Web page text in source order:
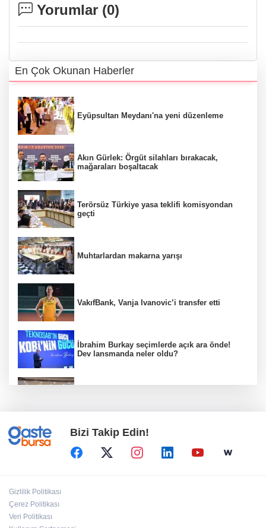
Yorumlar (0)
En Çok Okunan Haberler
Eyüpsultan Meydanı'na yeni düzenleme
Akın Gürlek: Örgüt silahları bırakacak,
mağaraları boşaltacak
Terörsüz Türkiye yasa teklifi komisyondan
geçti
Muhtarlardan makarna yarışı
VakıfBank, Vanja Ivanovic’i transfer etti
İbrahim Burkay seçimlerde açık ara önde!
Dev lansmanda neler oldu?
Bizi Takip Edin!
Gizlilik Politikası
Çerez Politikası
Veri Politikası